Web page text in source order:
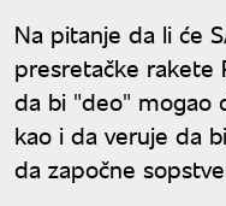
Na pitanje da li će
presretačke rakete
da bi "deo" mogao
kao i da veruje da
da započne